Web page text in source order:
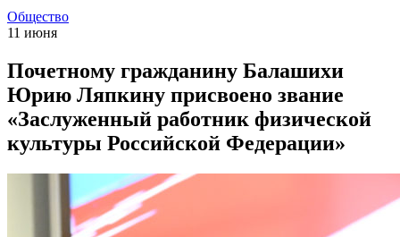
Общество
11 июня
Почетному гражданину Балашихи
Юрию Ляпкину присвоено звание
«Заслуженный работник физической
культуры Российской Федерации»